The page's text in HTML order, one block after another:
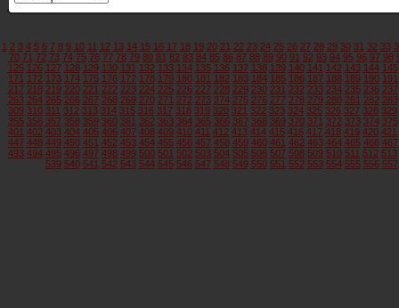
1 2 3 4 5 6 7 8 9 10 11 12 13 14 15 16 17 18 19 20 21 22 23 24 25 26 27 28 29 30 31 32 33
70 71 72 73 74 75 76 77 78 79 80 81 82 83 84 85 86 87 88 89 90 91 92 93 94 95 96 97 98
125 126 127 128 129 130 131 132 133 134 135 136 137 138 139 140 141 142 143 144 145
171 172 173 174 175 176 177 178 179 180 181 182 183 184 185 186 187 188 189 190 191
217 218 219 220 221 222 223 224 225 226 227 228 229 230 231 232 233 234 235 236 237
263 264 265 266 267 268 269 270 271 272 273 274 275 276 277 278 279 280 281 282 283
309 310 311 312 313 314 315 316 317 318 319 320 321 322 323 324 325 326 327 328 329
355 356 357 358 359 360 361 362 363 364 365 366 367 368 369 370 371 372 373 374 375
401 402 403 404 405 406 407 408 409 410 411 412 413 414 415 416 417 418 419 420 421
447 448 449 450 451 452 453 454 455 456 457 458 459 460 461 462 463 464 465 466 467
493 494 495 496 497 498 499 500 501 502 503 504 505 506 507 508 509 510 511 512 513
539 540 541 542 543 544 545 546 547 548 549 550 551 552 553 554 555 556 557